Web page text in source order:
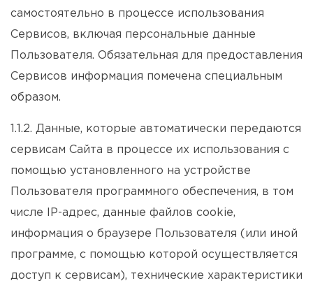
самостоятельно в процессе использования
Сервисов, включая персональные данные
Пользователя. Обязательная для предоставления
Сервисов информация помечена специальным
образом.
1.1.2. Данные, которые автоматически передаются
сервисам Сайта в процессе их использования с
помощью установленного на устройстве
Пользователя программного обеспечения, в том
числе IP-адрес, данные файлов cookie,
информация о браузере Пользователя (или иной
программе, с помощью которой осуществляется
доступ к сервисам), технические характеристики